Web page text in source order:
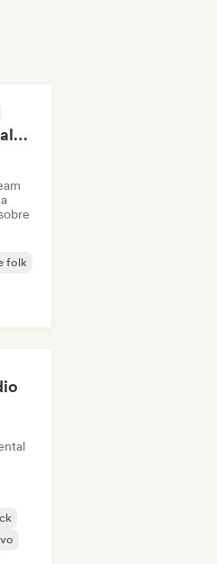
Rob Tavaglione/Catalyst Recording
folk